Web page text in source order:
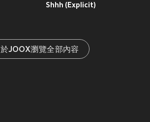
Shhh (Explicit)
於JOOX瀏覽全部內容